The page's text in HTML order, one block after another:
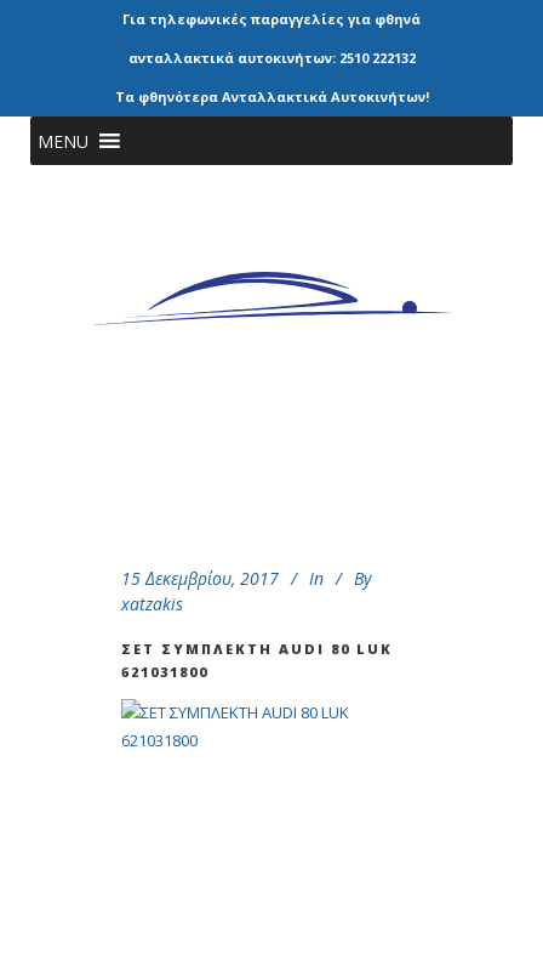
Για τηλεφωνικές παραγγελίες για φθηνά
ανταλλακτικά αυτοκινήτων: 2510 222132
Τα φθηνότερα Ανταλλακτικά Αυτοκινήτων!
MENU
15 Δεκεμβρίου, 2017 In
By
xatzakis
ΣΕΤ ΣΥΜΠΛΕΚΤΗ AUDI 80 LUK
621031800